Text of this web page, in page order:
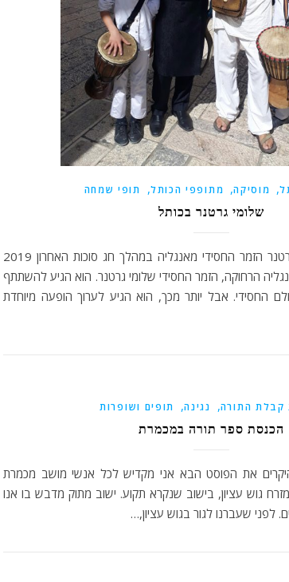
, מוסיקה, מתופפי הכותל, תופי שמחה
שלומי גרטנר בכותל
בס"ד שלום לכולם שלומי גרטנר הזמר החסידי מאנגליה במהלך חג סוכות האחרון 2019
הרחוקה, הזמר החסידי שלומי גרטנר. הוא הגיע להשתתף
החסידי. אבל יותר מכך, הוא הגיע לערוך הופעה מיוחדת
קבלת התורה, נגינה, תופים ושופרות
הכנסת ספר תורה במכמרת
את הפוסט הבא אני מקדיש לכל אנשי מושב מכמרת
גוש עציון, בישוב שנקרא תקוע. ישוב מתוק מדבש בו אנו
שעברנו לגור בגוש עציון,…